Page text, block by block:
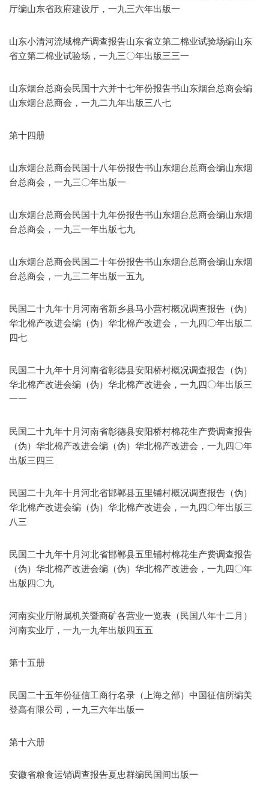
厅编山东省政府建设厅，一九三六年出版一
山东小清河流域棉产调查报告山东省立第二棉业试验场编山东
省立第二棉业试验场，一九三〇年出版三三一
山东烟台总商会民国十六并十七年份报告书山东烟台总商会编
山东烟台总商会，一九二九年出版三八七
第十四册
山东烟台总商会民国十八年份报告书山东烟台总商会编山东烟
台总商会，一九三〇年出版一
山东烟台总商会民国十九年份报告书山东烟台总商会编山东烟
台总商会，一九三一年出版七九
山东烟台总商会民国二十年份报告书山东烟台总商会编山东烟
台总商会，一九三二年出版一五九
民国二十九年十月河南省新乡县马小营村概况调查报告（伪）
华北棉产改进会编（伪）华北棉产改进会，一九四〇年出版二
四七
民国二十九年十月河南省彰德县安阳桥村概况调查报告（伪）
华北棉产改进会编（伪）华北棉产改进会，一九四〇年出版三
一一
民国二十九年十月河南省彰德县安阳桥村棉花生产费调查报告
（伪）华北棉产改进会编（伪）华北棉产改进会，一九四〇年
出版三四三
民国二十九年十月河北省邯郸县五里铺村概况调查报告（伪）
华北棉产改进会编（伪）华北棉产改进会，一九四〇年出版三
八三
民国二十九年十月河北省邯郸县五里铺村棉花生产费调查报告
（伪）华北棉产改进会编（伪）华北棉产改进会，一九四〇年
出版四〇九
河南实业厅附属机关暨商矿各营业一览表（民国八年十二月）
河南实业厅，一九一九年出版四五五
第十五册
民国二十五年份征信工商行名录（上海之部）中国征信所编美
登高有限公司，一九三六年出版一
第十六册
安徽省粮食运销调查报告夏忠群编民国间出版一